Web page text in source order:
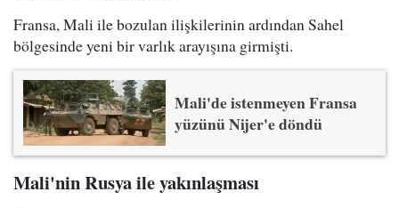
Fransa, Mali ile bozulan ilişkilerinin ardından Sahel
bölgesinde yeni bir varlık arayışına girmişti.
Mali'de istenmeyen Fransa
yüzünü Nijer'e döndü
Mali'nin Rusya ile yakınlaşması